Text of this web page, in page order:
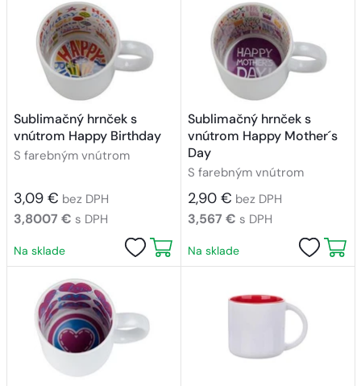
Sublimačný hrnček s
vnútrom Happy Birthday
S farebným vnútrom
3,09 € bez DPH
3,8007 € s DPH
Na sklade
Sublimačný hrnček s
vnútrom Happy Mother´s
Day
S farebným vnútrom
2,90 € bez DPH
3,567 € s DPH
Na sklade